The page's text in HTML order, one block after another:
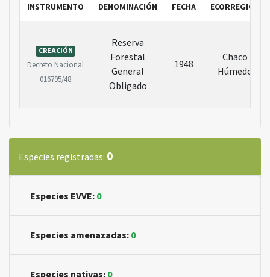
INSTRUMENTO DENOMINACIÓN FECHA ECORREGIÓN
CREACIÓN
Decreto Nacional
016795/48
Reserva
Forestal
General
Obligado
1948
Chaco
Húmedo
Especies registradas: 0
Especies EVVE:0
Especies amenazadas:0